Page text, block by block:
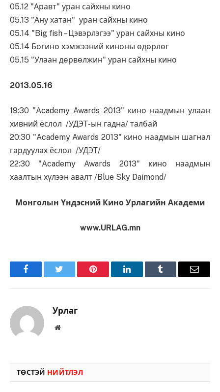
05.12 "Аравт" уран сайхны кино
05.13 "Ану хатан" уран сайхны кино
05.14 "Big fish – Цэвэрлэгээ" уран сайхны кино
05.14 Богино хэмжээний киноны өдөрлөг
05.15 "Улаан дөрвөлжин" уран сайхны кино
2013.05.16
19:30 "Academy Awards 2013" кино наадмын улаан
хивний ёслол /УДЭТ-ын гадна/ талбай
20:30 "Academy Awards 2013" кино наадмын шагнал
гардуулах ёслол /УДЭТ/
22:30 "Academy Awards 2013" кино наадмын
хаалтын хүлээн авалт /Blue Sky Daimond/
Монголын Үндэсний Кино Урлагийн Академи
www.URLAG.mn
FacebookTwitter Pinterest LinkedInTumblr Имэйл
Урлаг
Вэбсайт
ТӨСТЭЙ НИЙТЛЭЛ